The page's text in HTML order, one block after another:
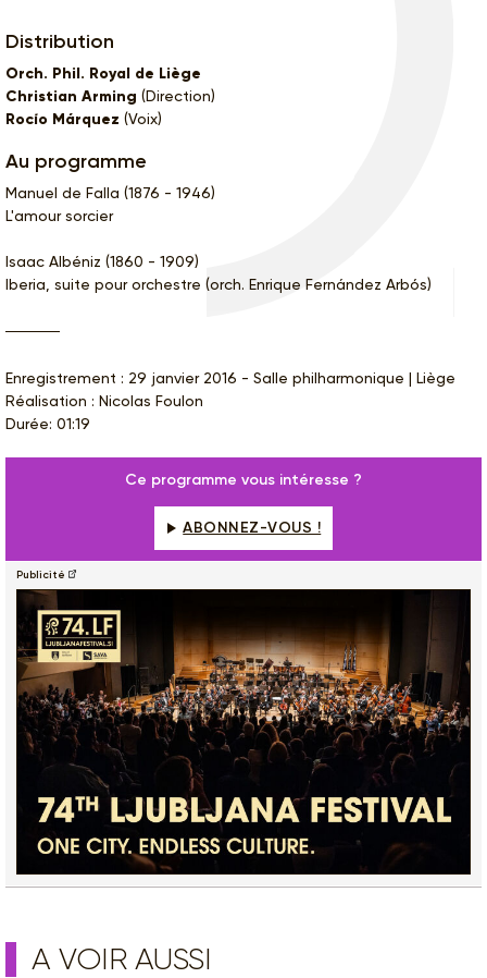
Distribution
Orch. Phil. Royal de Liège
Christian Arming (Direction)
Rocío Márquez (Voix)
Au programme
Manuel de Falla (1876 - 1946)
L'amour sorcier
Isaac Albéniz (1860 - 1909)
Iberia, suite pour orchestre (orch. Enrique Fernández Arbós)
Enregistrement : 29 janvier 2016 - Salle philharmonique | Liège
Réalisation : Nicolas Foulon
Durée: 01:19
Ce programme vous intéresse ?
ABONNEZ-VOUS !
Publicité
A VOIR AUSSI